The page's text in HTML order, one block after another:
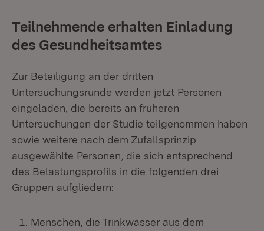
Teilnehmende erhalten Einladung
des Gesundheitsamtes
Zur Beteiligung an der dritten
Untersuchungsrunde werden jetzt Personen
eingeladen, die bereits an früheren
Untersuchungen der Studie teilgenommen haben
sowie weitere nach dem Zufallsprinzip
ausgewählte Personen, die sich entsprechend
des Belastungsprofils in die folgenden drei
Gruppen aufgliedern:
Menschen, die Trinkwasser aus dem